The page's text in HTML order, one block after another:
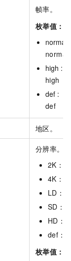
帧率。
枚举值：
normal :
normal
high :
high
def :
def
地区。
分辨率。
2K：
4K：
LD：
SD：
HD：
def：
枚举值：